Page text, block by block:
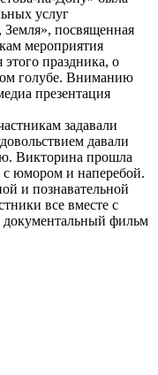
услуг
Земля», посвященная
мероприятия
праздника, о
голубе. Вниманию
презентация
задавали
давали
Викторина прошла
с юмором и наперебой.
и познавательной
все вместе с
документальный фильм